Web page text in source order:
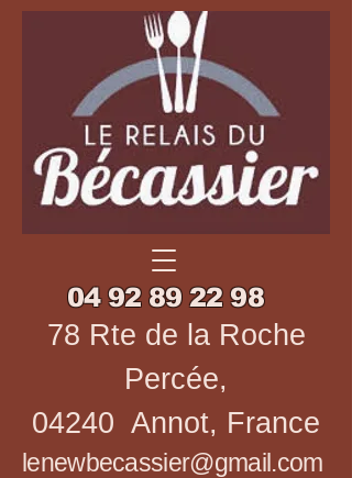
04 92 89 22 98
lenewbecassier@gmail.com
78 Rte de la Roche
Percée,
04240 Annot, France